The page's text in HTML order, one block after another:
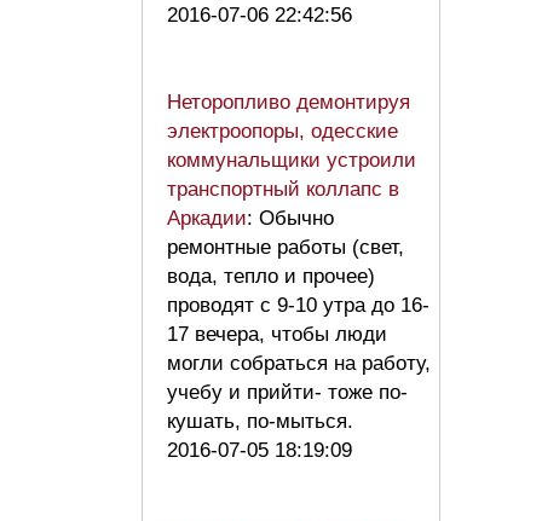
2016-07-06 22:42:56
Неторопливо демонтируя
электроопоры, одесские
коммунальщики устроили
транспортный коллапс в
Аркадии: Обычно
ремонтные работы (свет,
вода, тепло и прочее)
проводят с 9-10 утра до 16-
17 вечера, чтобы люди
могли собраться на работу,
учебу и прийти- тоже по-
кушать, по-мыться.
2016-07-05 18:19:09